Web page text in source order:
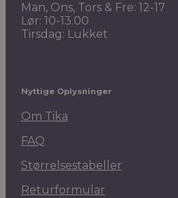
Man, Ons, Tors & Fre: 12-17
Lør: 10-13.00
Tirsdag: Lukket
Nyttige Oplysninger
Om Tika
FAQ
Størrelsestabeller
Returformular